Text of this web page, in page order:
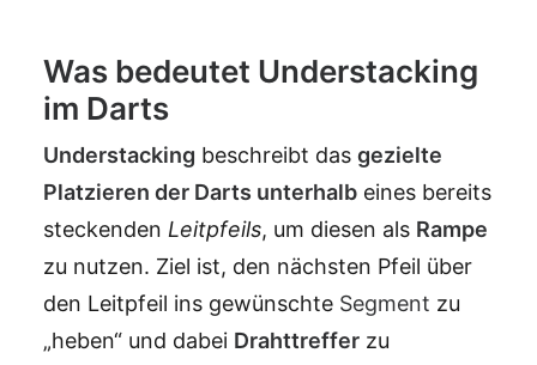
Was bedeutet Understacking
im Darts
Understacking beschreibt das gezielte
Platzieren der Darts unterhalb eines bereits
steckenden Leitpfeils, um diesen als Rampe
zu nutzen. Ziel ist, den nächsten Pfeil über
den Leitpfeil ins gewünschte Segment zu
„heben“ und dabei Drahttreffer zu